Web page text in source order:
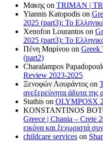
Μακης on TRIMAN |
Yiannis Katopodis on
2025 (part3): Το
Xenofon Lourantos on
2025 (part3): Το
Πένη Μαρίνου on Greek
(part2)
Charalampos
Review 2023-2025
Ξενοφών Λουράντος on
ανεξερεύνητα άδυτα της
Stathis on OLYMPOSX
KONSTANTINOS
Greece | Chania – Crete
εικόνα και ξεχωριστά
childcare services on